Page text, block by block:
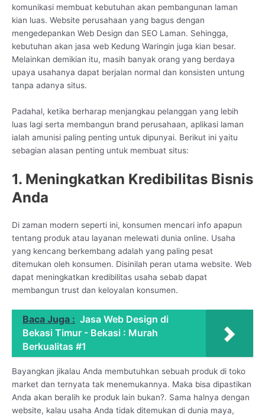
komunikasi membuat kebutuhan akan pembangunan laman
kian luas. Website perusahaan yang bagus dengan
mengedepankan Web Design dan SEO Laman. Sehingga,
kebutuhan akan jasa web Kedung Waringin juga kian besar.
Melainkan demikian itu, masih banyak orang yang berdaya
upaya usahanya dapat berjalan normal dan konsisten untung
tanpa adanya situs.
Padahal, ketika berharap menjangkau pelanggan yang lebih
luas lagi serta membangun brand perusahaan, aplikasi laman
ialah amunisi paling penting untuk dipunyai. Berikut ini yaitu
sebagian alasan penting untuk membuat situs:
1. Meningkatkan Kredibilitas Bisnis
Anda
Di zaman modern seperti ini, konsumen mencari info apapun
tentang produk atau layanan melewati dunia online. Usaha
yang kencang berkembang adalah yang paling pesat
ditemukan oleh konsumen. Disinilah peran utama website. Web
dapat meningkatkan kredibilitas usaha sebab dapat
membangun trust dan keloyalan konsumen.
Baca Juga : Jasa Web Design di
Bekasi Timur - Bekasi : Murah
Berkualitas #1
Bayangkan jikalau Anda membutuhkan sebuah produk di toko
market dan ternyata tak menemukannya. Maka bisa dipastikan
Anda akan beralih ke produk lain bukan?. Sama halnya dengan
website, kalau usaha Anda tidak ditemukan di dunia maya,